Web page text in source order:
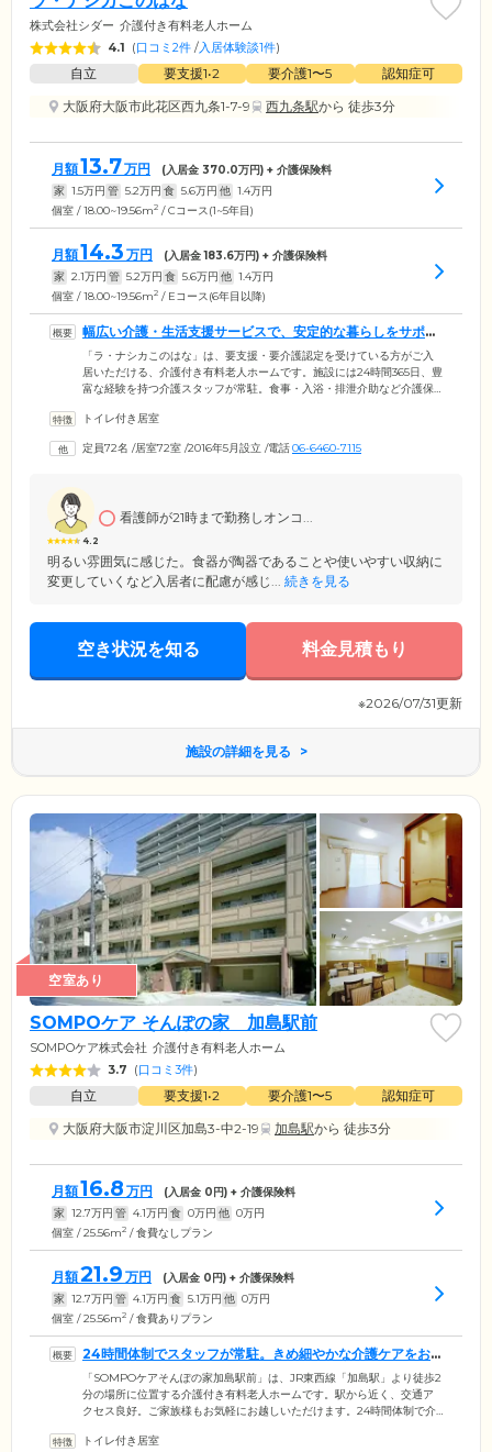
株式会社シダー 介護付き有料老人ホーム
4.1 (口コミ2件 /入居体験談1件)
自立 要支援1•2 要介護1〜5
認知症可
大阪府大阪市此花区西九条1-7-9
西九条駅から 徒歩3分
月額13.7万円 (入居金 370.0万円) + 介護保険料
家 1.5万円 管 5.2万円 食 5.6万円 他 1.4万円
個室 / 18.00~19.56m2 / Cコース(1~5年目)
月額14.3 万円 (入居金183.6万円) + 介護保険料
家 2.1万円 管 5.2万円 食 5.6万円 他 1.4万円
個室 / 18.00~19.56m2 / Eコース(6年目以降)
幅広い介護・生活支援サービスで、安定的な暮らしをサポー
トします
「ラ・ナシカこのはな」は、要支援・要介護認定を受けている方がご入
居いただける、介護付き有料老人ホームです。施設には24時間365日、豊
富な経験を持つ介護スタッフが常駐。食事・入浴・排泄介助など介護保
クリーニングや郵便物のお預かり・買物代行など、幅広い生活支援サー
も連携し医療体制も万全。看護師が健康管理・医療的ケアも行うため、
トイレ付き居室
定員72名 /居室72室 /2016年5月設立 /電話06-6460-7115
4.2
看護師が21時まで勤務しオンコ...
明るい雰囲気に感じた。食器が陶器であることや使いやすい収納に
変更していくなど入居者に配慮が感じ... 続きを見る
空き状況を知る 料金見積もり
※2026/07/31更新
施設の詳細を見る
空室あり
SOMPOケア そんぽの家 加島駅前
SOMPOケア株式会社 介護付き有料老人ホーム
3.7 (口コミ3件)
自立 要支援1•2 要介護1〜5
認知症可
大阪府大阪市淀川区加島3-中2-19
加島駅から 徒歩3分
月額16.8 万円 (入居金 0円) + 介護保険料
家 12.7万円 管 4.1万円 食 0万円 他 0万円
個室 / 25.56m2 / 食費なしプラン
月額21.9 万円 (入居金 0円) + 介護保険料
家 12.7万円 管 4.1万円 食 5.1万円 他 0万円
個室 / 25.56m2 / 食費ありプラン
24時間体制でスタッフが常駐。きめ細やかな介護ケアをお
届けします
「SOMPOケアそんぽの家加島駅前」は、JR東西線「加島駅」より徒歩2
分の場所に位置する介護付き有料老人ホームです。駅から近く、交通ア
クセス良好。ご家族様もお気軽にお越しいただけます。24時間体制で介
活のお手伝いを行っています。日中は看護師が常駐。協力医療機関とも
トイレ付き居室